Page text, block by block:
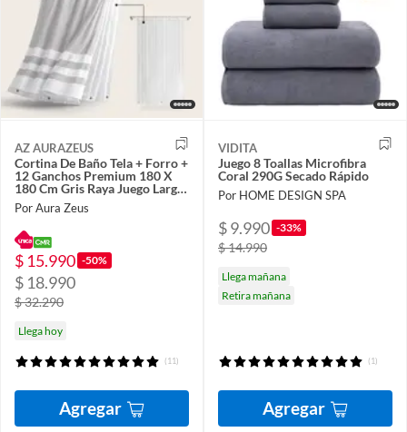
AZ AURAZEUS
Cortina De Baño Tela + Forro +
12 Ganchos Premium 180 X
180 Cm Gris Raya Juego Larga
Az
Por Aura Zeus
$ 15.990 -50%
$ 18.990
$ 32.290
Llega hoy
(11)
Agregar
VIDITA
Juego 8 Toallas Microfibra
Coral 290G Secado Rápido
Por HOME DESIGN SPA
$ 9.990 -33%
$ 14.990
Llega mañana
Retira mañana
(1)
Agregar